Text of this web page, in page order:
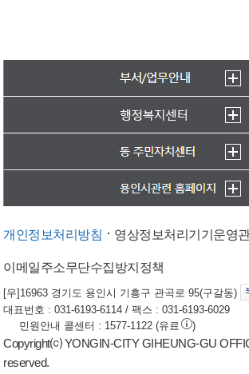
개인정보처리방침 영상정보처리기기운영
이메일주소무단수집방지정책
[우]16963 경기도 용인시 기흥구 관곡로 95(구갈동)
대표번호 : 031-6193-6114 / 팩스 : 031-6193-6029
민원안내 콜센터 : 1577-1122 (유료
)
Copyright⒞ YONGIN-CITY GIHEUNG-GU
reserved.